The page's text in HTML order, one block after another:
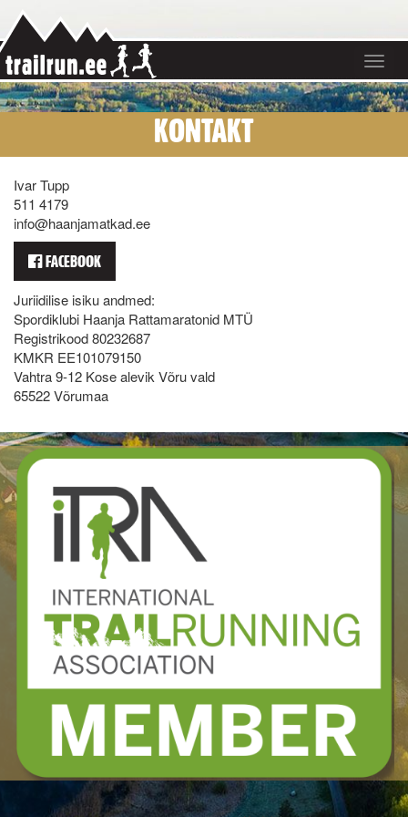
Toggle
KONTAKT
Ivar Tupp
511 4179
info@haanjamatkad.ee
FACEBOOK
Juriidilise isiku andmed:
Spordiklubi Haanja Rattamaratonid MTÜ
Registrikood 80232687
KMKR EE101079150
Vahtra 9-12 Kose alevik Võru vald
65522 Võrumaa